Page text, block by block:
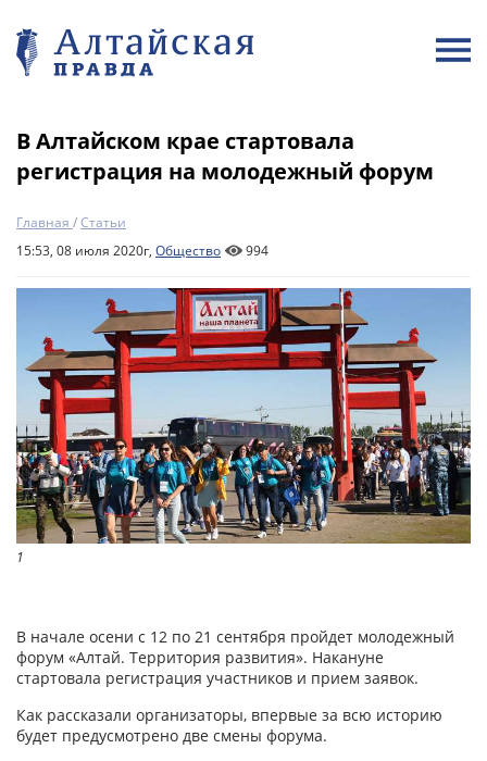
В Алтайском крае стартовала
регистрация на молодежный форум
Главная /Статьи
15:53, 08 июля 2020г, Общество 994
1
В начале осени с 12 по 21 сентября пройдет молодежный
форум «Алтай. Территория развития». Накануне
стартовала регистрация участников и прием заявок.
Как рассказали организаторы, впервые за всю историю
будет предусмотрено две смены форума.